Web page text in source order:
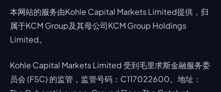
本网站的服务由Kohle Capital Markets Limited提供，归
属于KCM Group及其母公司KCM Group Holdings
Limited。
Kohle Capital Markets Limited 受到毛里求斯金融服务委
员会 (FSC) 的监管，监管号码：C117022600。地址：